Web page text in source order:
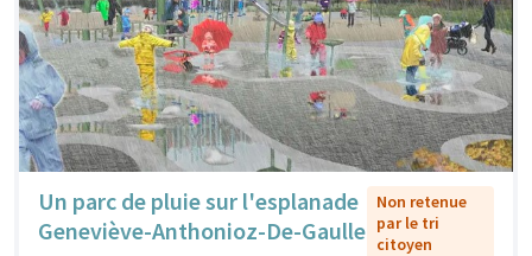
Un parc de pluie sur l'esplanade
Geneviève-Anthonioz-De-Gaulle
Non retenue
par le tri
citoyen